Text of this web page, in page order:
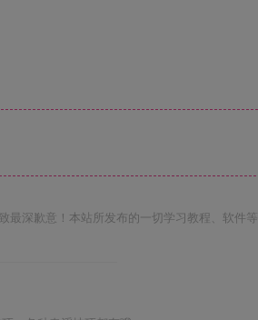
深歉意！本站所发布的一切学习教程、软件